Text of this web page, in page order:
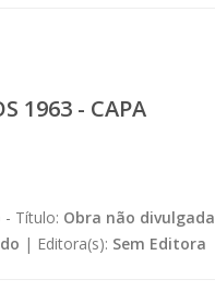
1963 - CAPA
- Título: Obra não divulgada
| Editora(s): Sem Editora